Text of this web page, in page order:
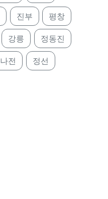
진부 평창
강릉 정동진
나전 정선